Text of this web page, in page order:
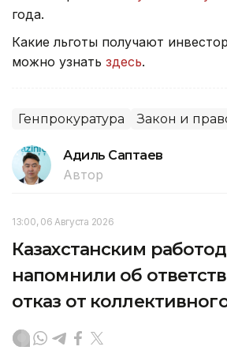
года.
Какие льготы получают
можно узнать здесь.
Генпрокуратура Закон и
Адиль Саптаев
Автор
13:00, 06 Августа 2026
Казахстанским
напомнили об
отказ от